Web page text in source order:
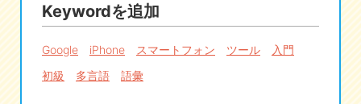
iOSアプリ検索
Androidアプリ検索
Keywordを追加
Google iPhone スマートフォン ツール
入門
初級
多言語 語彙